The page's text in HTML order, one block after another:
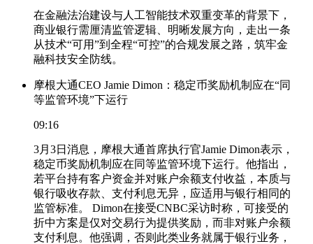
在金融法治建设与人工智能技术双重变革的背景下，
商业银行需厘清监管逻辑、明晰发展方向，走出一条
从技术“可用”到全程“可控”的合规发展之路，筑牢金
融科技安全防线。
摩根大通CEO Jamie Dimon：稳定币奖励机制应在“同
等监管环境”下运行
09:16
3月3日消息，摩根大通首席执行官Jamie Dimon表示，
稳定币奖励机制应在同等监管环境下运行。他指出，
若平台持有客户资金并对账户余额支付收益，本质与
银行吸收存款、支付利息无异，应适用与银行相同的
监管标准。 Dimon在接受CNBC采访时称，可接受的
折中方案是仅对交易行为提供奖励，而非对账户余额
支付利息。他强调，否则此类业务就属于银行业务，